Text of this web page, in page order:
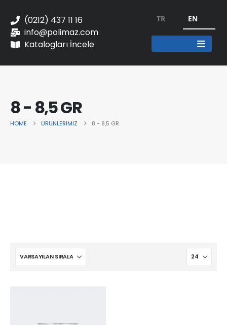
(0212) 437 11 16
info@polimaz.com
Katalogları İncele
TR EN
8 - 8,5 GR
HOME ÜRÜNLERIMIZ 8 - 8,5 GR